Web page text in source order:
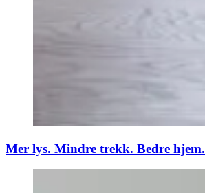
Mer lys. Mindre trekk. Bedre hjem.